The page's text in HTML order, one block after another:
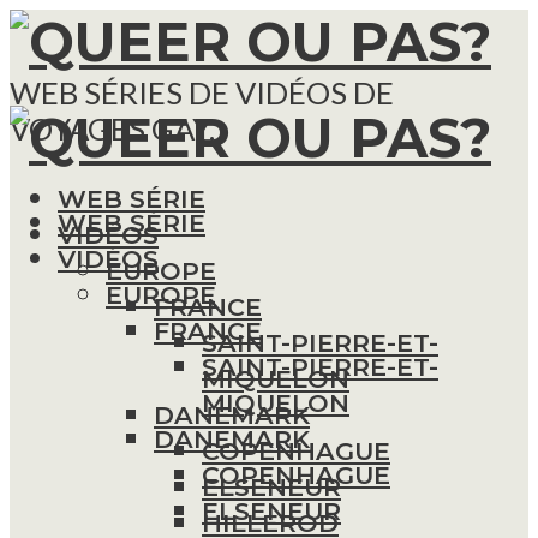
WEB SÉRIES DE VIDÉOS DE
VOYAGES GAY.
WEB SÉRIE
VIDÉOS
EUROPE
FRANCE
SAINT-PIERRE-ET-
MIQUELON
DANEMARK
COPENHAGUE
ELSENEUR
HILLEROD
WEB SÉRIE
VIDÉOS
EUROPE
FRANCE
SAINT-PIERRE-ET-
MIQUELON
DANEMARK
COPENHAGUE
ELSENEUR